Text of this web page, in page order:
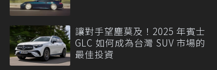
讓對手望塵莫及！2025 年賓士
GLC 如何成為台灣 SUV 市場的
最佳投資